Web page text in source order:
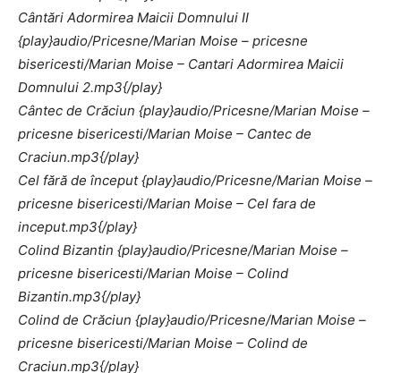
Cântări Adormirea Maicii Domnului II
{play}audio/Pricesne/Marian Moise – pricesne
bisericesti/Marian Moise – Cantari Adormirea Maicii
Domnului 2.mp3{/play}
Cântec de Crăciun {play}audio/Pricesne/Marian Moise –
pricesne bisericesti/Marian Moise – Cantec de
Craciun.mp3{/play}
Cel fără de început {play}audio/Pricesne/Marian Moise –
pricesne bisericesti/Marian Moise – Cel fara de
inceput.mp3{/play}
Colind Bizantin {play}audio/Pricesne/Marian Moise –
pricesne bisericesti/Marian Moise – Colind
Bizantin.mp3{/play}
Colind de Crăciun {play}audio/Pricesne/Marian Moise –
pricesne bisericesti/Marian Moise – Colind de
Craciun.mp3{/play}